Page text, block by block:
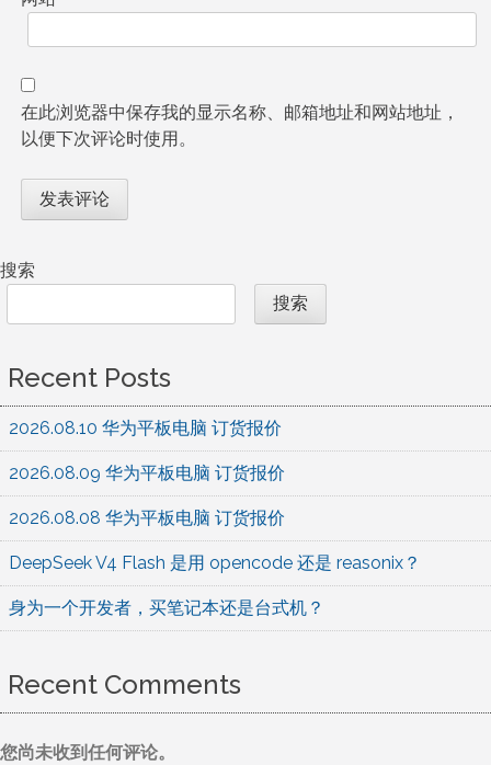
在此浏览器中保存我的显示名称、邮箱地址和网站地址，
以便下次评论时使用。
搜索
搜索
Recent Posts
2026.08.10 华为平板电脑 订货报价
2026.08.09 华为平板电脑 订货报价
2026.08.08 华为平板电脑 订货报价
DeepSeek V4 Flash 是用 opencode 还是 reasonix？
身为一个开发者，买笔记本还是台式机？
Recent Comments
您尚未收到任何评论。